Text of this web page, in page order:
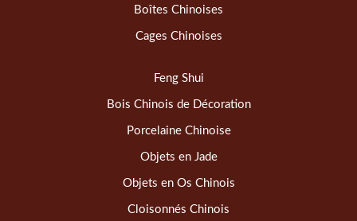
Boîtes Chinoises
Cages Chinoises
Feng Shui
Bois Chinois de Décoration
Porcelaine Chinoise
Objets en Jade
Objets en Os Chinois
Cloisonnés Chinois